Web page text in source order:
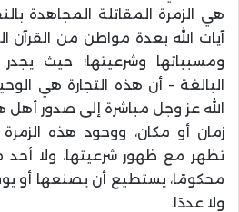
هي الزمرة المقاتلة المجاهدة
آيات الله بعدة مواطن من القرآن
ومسبباتها وشرعيتها؛ حيث
البالغة – أن هذه التجارة هي
الله عز وجل مباشرة إلى صدور أهل
زمان أو مكان، ووجود هذه
تظهر مع ظهور شرعيتها، ولا أحد
محكومًا، يستطيع أن يصنعها أو
ولا عددًا.